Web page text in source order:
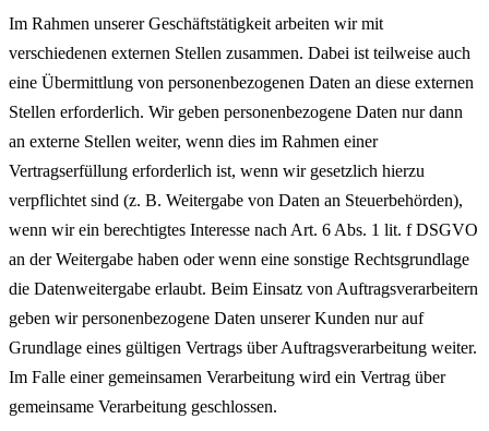
Im Rahmen unserer Geschäftstätigkeit arbeiten wir mit
verschiedenen externen Stellen zusammen. Dabei ist teilweise auch
eine Übermittlung von personenbezogenen Daten an diese externen
Stellen erforderlich. Wir geben personenbezogene Daten nur dann
an externe Stellen weiter, wenn dies im Rahmen einer
Vertragserfüllung erforderlich ist, wenn wir gesetzlich hierzu
verpflichtet sind (z. B. Weitergabe von Daten an Steuerbehörden),
wenn wir ein berechtigtes Interesse nach Art. 6 Abs. 1 lit. f DSGVO
an der Weitergabe haben oder wenn eine sonstige Rechtsgrundlage
die Datenweitergabe erlaubt. Beim Einsatz von Auftragsverarbeitern
geben wir personenbezogene Daten unserer Kunden nur auf
Grundlage eines gültigen Vertrags über Auftragsverarbeitung weiter.
Im Falle einer gemeinsamen Verarbeitung wird ein Vertrag über
gemeinsame Verarbeitung geschlossen.